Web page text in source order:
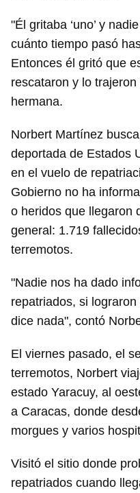
"Él gritaba ‘uno’ y
cuánto tiempo pasó
Entonces él gritó que
rescataron y lo
hermana.
Norbert Martínez
deportada de Estados
en el vuelo de
Gobierno no ha
o heridos que llegaron
general: 1.719
terremotos.
"Nadie nos ha dado
repatriados, si
dice nada", contó
El viernes pasado, el
terremotos, Norbert
estado Yaracuy, al
a Caracas, donde
morgues y varios
Visitó el sitio donde
repatriados cuando